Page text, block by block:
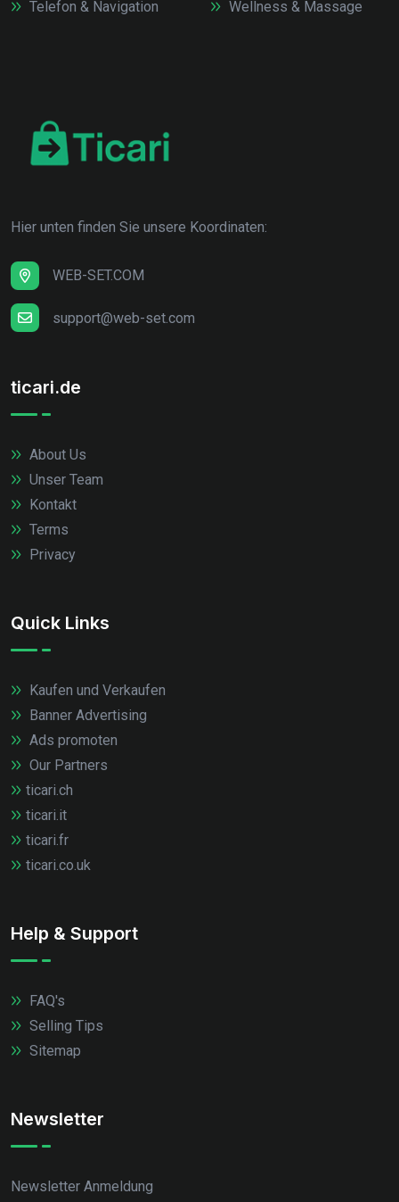
Telefon & Navigation
Wellness & Massage
Hier unten finden Sie unsere Koordinaten:
WEB-SET.COM
support@web-set.com
ticari.de
About Us
Unser Team
Kontakt
Terms
Privacy
Quick Links
Kaufen und Verkaufen
Banner Advertising
Ads promoten
Our Partners
ticari.ch
ticari.it
ticari.fr
ticari.co.uk
Help & Support
FAQ's
Selling Tips
Sitemap
Newsletter
Newsletter Anmeldung